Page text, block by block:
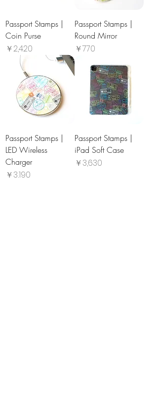
Passport Stamps |
Coin Purse
価格
￥2,420
Passport Stamps |
Round Mirror
価格
￥770
Passport Stamps |
LED Wireless
Charger
価格
￥3,190
Passport Stamps |
iPad Soft Case
価格
￥3,630